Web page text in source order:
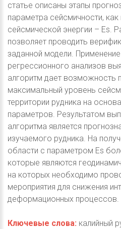
статье описаны этапы
параметра сейсмичности,
сейсмической энергии – Es.
позволяет проводить
заданной модели.
регрессионного анализов
алгоритм дает возможность
максимальный уровень
территории рудника на
параметров. Результатом
алгоритма является
изучаемого рудника. На
области с параметром Es
которые являются
на которых необходимо
мероприятия для снижения
деформационных процессов.
Ключевые слова: калийный